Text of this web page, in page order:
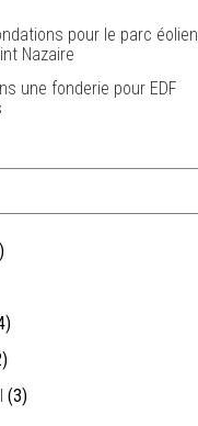
pour le parc éolien
Nazaire
une fonderie pour EDF
(3)